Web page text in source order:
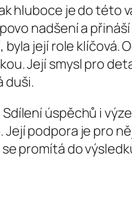
hluboce je do této
nadšení a
její role klíčová.
Její smysl pro
duši.
úspěchů i
Její podpora je pro
promítá do